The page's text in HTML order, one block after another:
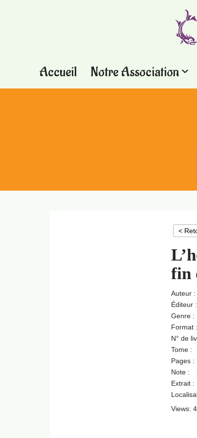
Accueil Notre Association
<
fin
Auteur :
Éditeur :
Genre :
Format
N° de
Tome :
Pages :
Note :
Extrait :
Views: 4